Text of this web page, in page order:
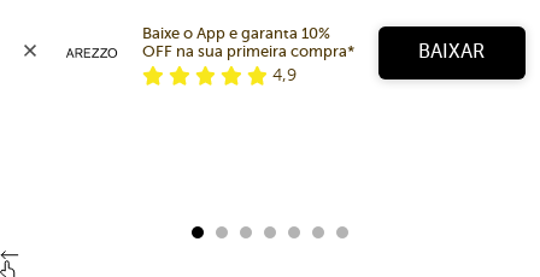
Baixe o App e garanta 10%
OFF na sua primeira compra*
4,9
BAIXAR